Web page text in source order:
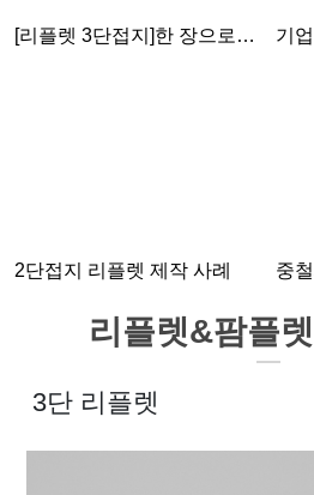
[리플렛 3단접지]한 장으로
기
2단접지 리플렛 제작 사례 중
리플렛&팜플
3단 리플렛